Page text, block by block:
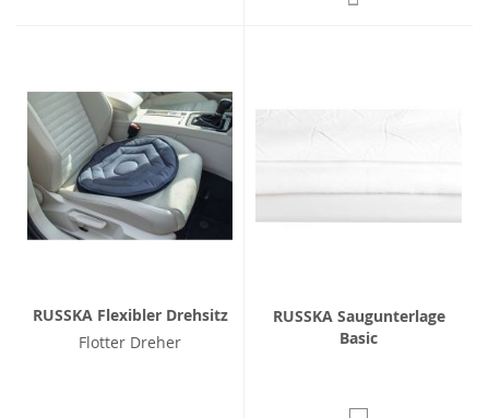
RUSSKA Flexibler Drehsitz
Flotter Dreher
RUSSKA Saugunterlage
Basic